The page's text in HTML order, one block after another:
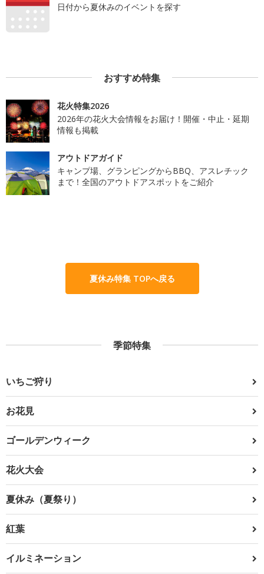
日付から夏休みのイベントを探す
おすすめ特集
花火特集2026
2026年の花火大会情報をお届け！開催・中止・延期
情報も掲載
アウトドアガイド
キャンプ場、グランピングからBBQ、アスレチック
まで！全国のアウトドアスポットをご紹介
夏休み特集 TOPへ戻る
季節特集
いちご狩り
お花見
ゴールデンウィーク
花火大会
夏休み（夏祭り）
紅葉
イルミネーション